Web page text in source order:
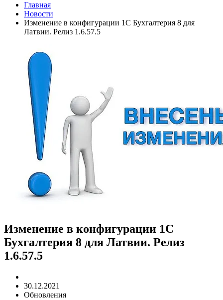
Главная
Новости
Изменение в конфигурации 1С Бухгалтерия 8 для
Латвии. Релиз 1.6.57.5
Изменение в конфигурации 1С
Бухгалтерия 8 для Латвии. Релиз
1.6.57.5
30.12.2021
Обновления